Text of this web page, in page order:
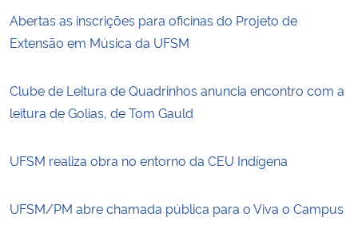
Abertas as inscrições para oficinas do Projeto de
Extensão em Música da UFSM
Clube de Leitura de Quadrinhos anuncia encontro com a
leitura de Golias, de Tom Gauld
UFSM realiza obra no entorno da CEU Indígena
UFSM/PM abre chamada pública para o Viva o Campus